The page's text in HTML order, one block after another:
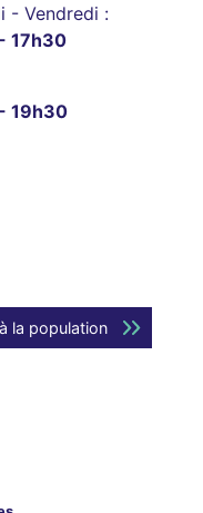
- Vendredi :
17h30
19h30
la population